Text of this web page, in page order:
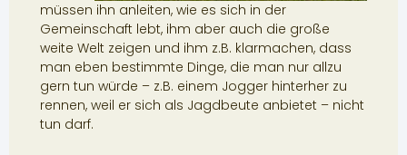
müssen ihn anleiten, wie es sich in der
Gemeinschaft lebt, ihm aber auch die große
weite Welt zeigen und ihm z.B. klarmachen, dass
man eben bestimmte Dinge, die man nur allzu
gern tun würde – z.B. einem Jogger hinterher zu
rennen, weil er sich als Jagdbeute anbietet – nicht
tun darf.